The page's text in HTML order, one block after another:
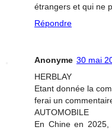
étrangers et qui ne
Répondre
Anonyme 30 mai
HERBLAY
Etant donnée la
ferai un
AUTOMOBILE
En Chine en 2025,